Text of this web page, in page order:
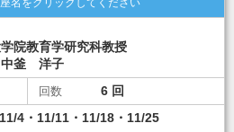
院教育学研究科教授
中釜 洋子
6
4・11/11・11/18・11/25